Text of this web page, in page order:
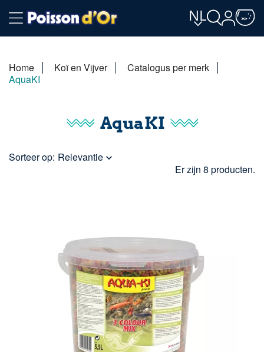
NL
Home Koï en Vijver
Catalogus per merk
AquaKI
AquaKI
Sorteer op: Relevantie 
Er zijn 8 producten.